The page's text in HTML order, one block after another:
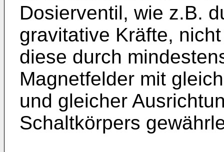
Dosierventil, wie z.B.
gravitative Kräfte,
diese durch
Magnetfelder mit
und gleicher
Schaltkörpers